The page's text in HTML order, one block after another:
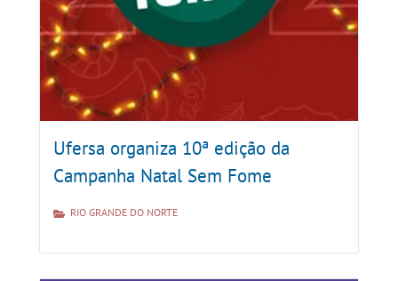
Ufersa organiza 10ª edição da
Campanha Natal Sem Fome
RIO GRANDE DO NORTE